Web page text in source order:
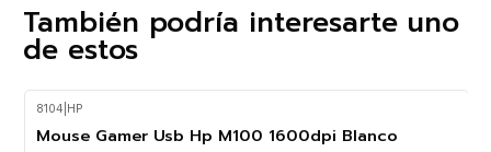
También podría interesarte uno
de estos
8104 HP
Mouse Gamer Usb Hp M100 1600dpi Blanco